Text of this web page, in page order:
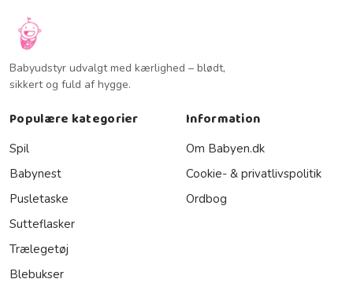
Babyudstyr udvalgt med kærlighed – blødt,
sikkert og fuld af hygge.
Populære kategorier
Spil
Babynest
Pusletaske
Sutteflasker
Trælegetøj
Blebukser
Information
Om Babyen.dk
Cookie- & privatlivspolitik
Ordbog